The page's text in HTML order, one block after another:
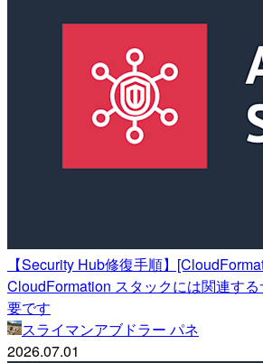
【Security Hub修復手順】
CloudFormation スタックには関連す
要です
スライマンアブドラー パネ
2026.07.01